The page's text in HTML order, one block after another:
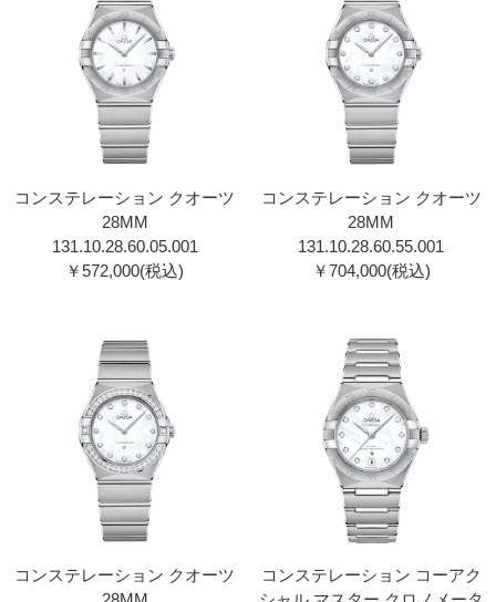
コンステレーション クオーツ
28MM
131.10.28.60.05.001
￥572,000(税込)
コンステレーション クオーツ
28MM
131.10.28.60.55.001
￥704,000(税込)
コンステレーション クオーツ
コンステレーション コーアク